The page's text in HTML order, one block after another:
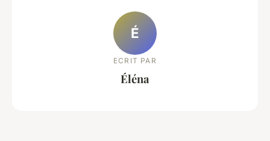
É
ECRIT PAR
Éléna